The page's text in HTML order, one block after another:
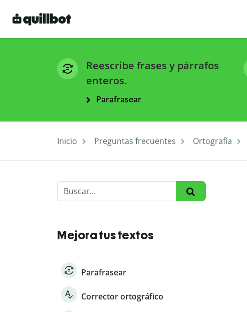
Reescribe frases y párrafos
enteros.
Parafrasear
Inicio Preguntas frecuentes Ortografía
Mejora tus textos
Parafrasear
Corrector ortográfico